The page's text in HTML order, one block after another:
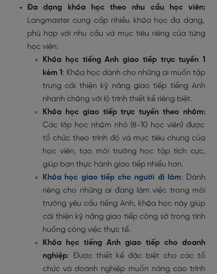
Đa dạng khóa học theo nhu cầu học viên:
Langmaster cung cấp nhiều khóa học đa dạng,
phù hợp với nhu cầu và mục tiêu riêng của từng
học viên:
Khóa học tiếng Anh giao tiếp trực tuyến 1
kèm 1 : Khóa học dành cho những ai muốn tập
trung cải thiện kỹ năng giao tiếp tiếng Anh
nhanh chóng với lộ trình thiết kế riêng biệt.
Khóa học giao tiếp trực tuyến theo nhóm:
Các lớp học nhóm nhỏ (8-10 học viên) được
tổ chức theo trình độ và mục tiêu chung của
học viên, tạo môi trường học tập tích cực,
giúp bạn thực hành giao tiếp nhiều hơn.
Khóa học giao tiếp cho người đi làm: Dành
riêng cho những ai đang làm việc trong môi
trường yêu cầu tiếng Anh, khóa học này giúp
cải thiện kỹ năng giao tiếp công sở trong tình
huống công việc thực tế.
Khóa học tiếng Anh giao tiếp cho doanh
nghiệp: Được thiết kế đặc biệt cho các tổ
chức và doanh nghiệp muốn nâng cao trình